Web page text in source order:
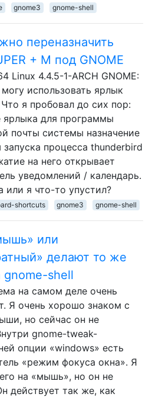
gnome3 gnome-shell
переназначить
+ M под GNOME
Linux 4.4.5-1-ARCH GNOME:
использовать ярлык
Что я пробовал до сих пор:
ярлыка для программы
почты системы назначение
запуска процесса thunderbird
на него открывает
уведомлений / календарь.
или я что-то упустил?
shortcuts gnome3 gnome-shell
или
делают то же
gnome-shell
на самом деле очень
Я очень хорошо знаком с
но сейчас он не
gnome-tweak-
опции «windows» есть
«режим фокуса окна». Я
на «мышь», но он не
действует так же, как